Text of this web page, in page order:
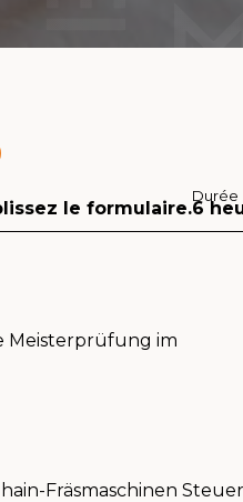
le formulaire.
Durée
6
Meisterprüfung im
Fräsmaschinen